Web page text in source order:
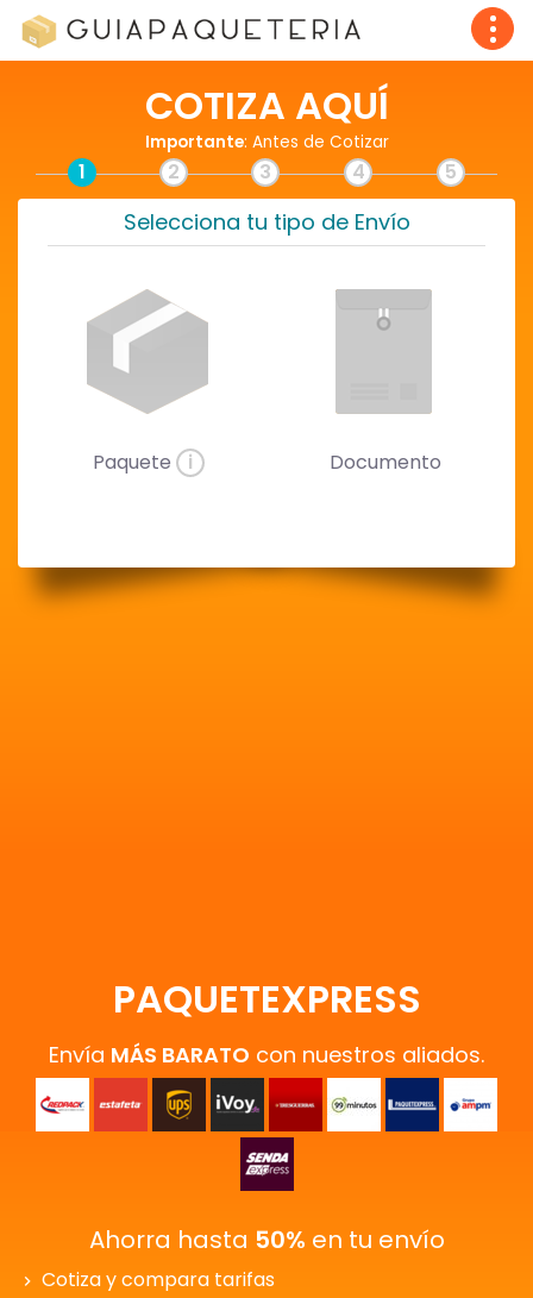
COTIZA AQUÍ
Importante: Antes de Cotizar
1 2 3 4 5
Selecciona tu tipo de Envío
Paquete i Documento
PAQUETEXPRESS
Envía MÁS BARATO con nuestros aliados.
Ahorra hasta 50% en tu envío
Cotiza y compara tarifas